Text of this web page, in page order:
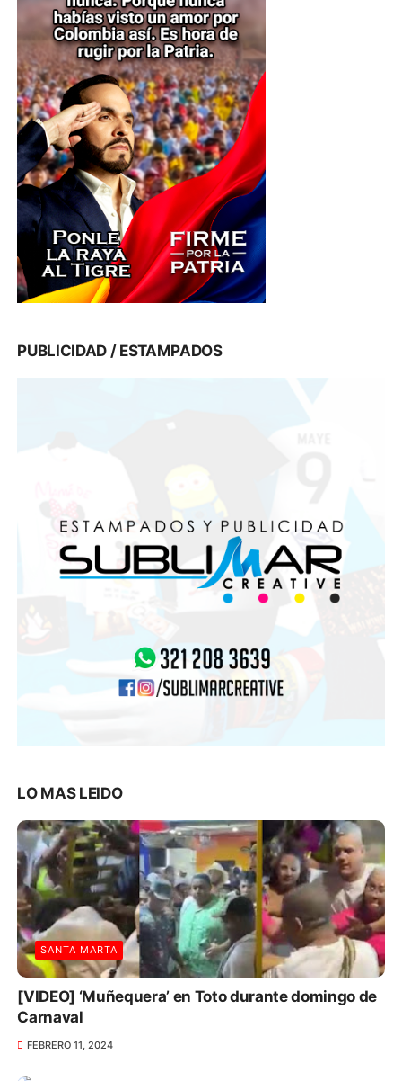
PUBLICIDAD / ESTAMPADOS
LO MAS LEIDO
SANTA MARTA
[VIDEO] ‘Muñequera’ en Toto durante domingo de
Carnaval
FEBRERO 11, 2024